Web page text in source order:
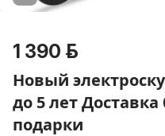
1 390 р.
Новый
до 5 лет
подарки